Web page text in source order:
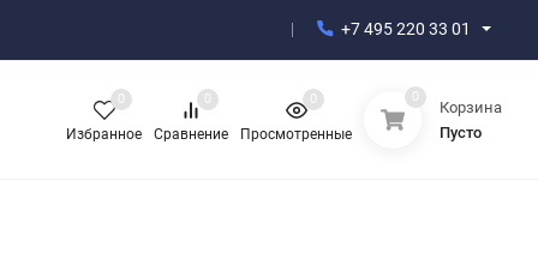
+7 495 220 33 01
Избранное
0
Сравнение
0
Просмотренные
0 0
Корзина
Пусто